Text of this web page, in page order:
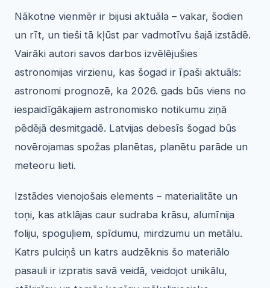
Nākotne vienmēr ir bijusi aktuāla – vakar, šodien
un rīt, un tieši tā kļūst par vadmotīvu šajā izstādē.
Vairāki autori savos darbos izvēlējušies
astronomijas virzienu, kas šogad ir īpaši aktuāls:
astronomi prognozē, ka 2026. gads būs viens no
iespaidīgākajiem astronomisko notikumu ziņā
pēdējā desmitgadē. Latvijas debesīs šogad būs
novērojamas spožas planētas, planētu parāde un
meteoru lieti.
Izstādes vienojošais elements – materialitāte un
toņi, kas atklājas caur sudraba krāsu, alumīnija
foliju, spoguļiem, spīdumu, mirdzumu un metālu.
Katrs pulciņš un katrs audzēknis šo materiālo
pasauli ir izpratis savā veidā, veidojot unikālu,